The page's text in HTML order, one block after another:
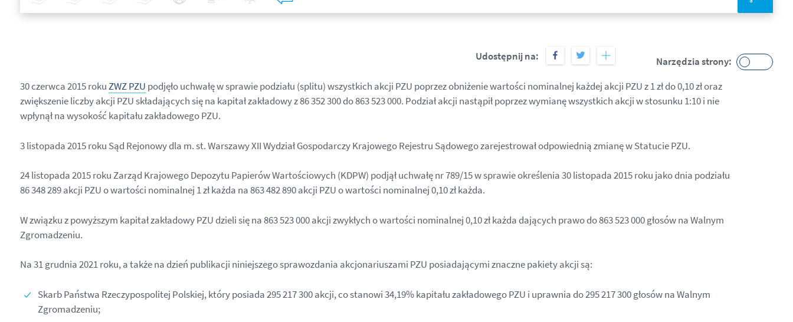
Udostępnij na:
Narzędzia strony:
30 czerwca 2015 rokuZWZ PZU podjęło uchwałę w sprawie podziału (splitu) wszystkich akcji PZU poprzez obniżenie wartości nominalnej każdej akcji PZU z 1 zł do 0,10 zł oraz
zwiększenie liczby akcji PZU składających się na kapitał zakładowy z 86 352 300 do 863 523 000. Podział akcji nastąpił poprzez wymianę wszystkich akcji w stosunku 1:10 i nie
wpłynął na wysokość kapitału zakładowego PZU.
3 listopada 2015 roku Sąd Rejonowy dla m. st. Warszawy XII Wydział Gospodarczy Krajowego Rejestru Sądowego zarejestrował odpowiednią zmianę w Statucie PZU.
24 listopada 2015 roku Zarząd Krajowego Depozytu Papierów Wartościowych (KDPW) podjął uchwałę nr 789/15 w sprawie określenia 30 listopada 2015 roku jako dnia podziału
86 348 289 akcji PZU o wartości nominalnej 1 zł każda na 863 482 890 akcji PZU o wartości nominalnej 0,10 zł każda.
W związku z powyższym kapitał zakładowy PZU dzieli się na 863 523 000 akcji zwykłych o wartości nominalnej 0,10 zł każda dających prawo do 863 523 000 głosów na Walnym
Zgromadzeniu.
Na 31 grudnia 2021 roku, a także na dzień publikacji niniejszego sprawozdania akcjonariuszami PZU posiadającymi znaczne pakiety akcji są:
Skarb Państwa Rzeczypospolitej Polskiej, który posiada 295 217 300 akcji, co stanowi 34,19% kapitału zakładowego PZU i uprawnia do 295 217 300 głosów na Walnym
Zgromadzeniu;